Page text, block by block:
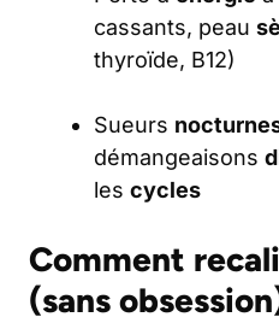
cassants, peau
thyroïde, B12)
Sueurs
démangeaisons
les cycles
Comment
(sans